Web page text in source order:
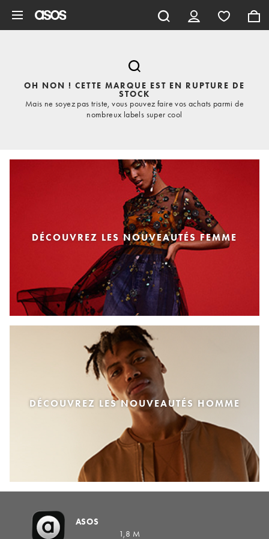
OH NON ! CETTE MARQUE EST EN RUPTURE DE
STOCK
Mais ne soyez pas triste, vous pouvez faire vos achats parmi de
nombreux labels super cool
DÉCOUVREZ LES NOUVEAUTÉS FEMME
DÉCOUVREZ LES NOUVEAUTÉS HOMME
ASOS
1,8 M